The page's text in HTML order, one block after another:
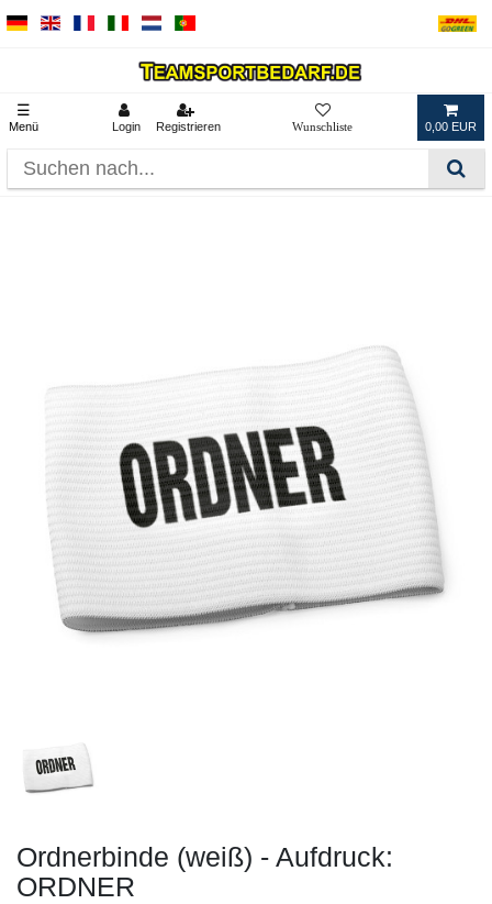
☰
Menü Login Registrieren 0,00 EUR
Ordnerbinde (weiß) - Aufdruck:
ORDNER